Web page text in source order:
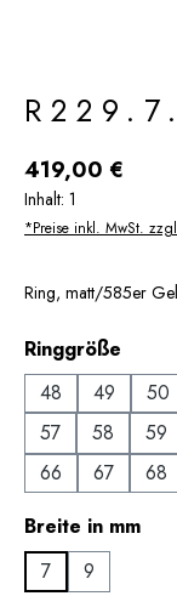
Regulärer Preis:
419,00 €
Inhalt: 1
*Preise inkl. MwSt.
Ring, matt/585er
Ringgröße
48
49 50
57
58 59
66
67 68
Breite in mm
7
9